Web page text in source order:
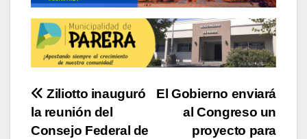
Navegación
de
El Gobierno enviará
al Congreso un
proyecto para
Ziliotto inauguró
la reunión del
Consejo Federal de